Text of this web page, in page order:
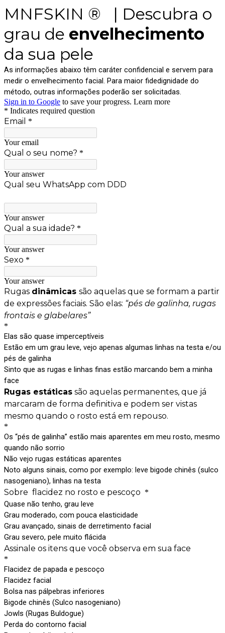
MNFSKIN ® | Descubra o
grau de envelhecimento
da sua pele
As informações abaixo têm caráter confidencial e servem para
medir o envelhecimento facial. Para maior fidedignidade do
método, outras informações poderão ser solicitadas.
Sign in to Google to save your progress. Learn more
* Indicates required question
Email *
Your email
Qual o seu nome? *
Your answer
Qual seu WhatsApp com DDD
Your answer
Qual a sua idade? *
Your answer
Sexo *
Your answer
Rugas dinâmicas são aquelas que se formam a partir
de expressões faciais. São elas: “pés de galinha, rugas
frontais e glabelares”
*
Elas são quase imperceptíveis
Estão em um grau leve, vejo apenas algumas linhas na testa e/ou
pés de galinha
Sinto que as rugas e linhas finas estão marcando bem a minha
face
Rugas estáticas são aquelas permanentes, que já
marcaram de forma definitiva e podem ser vistas
mesmo quando o rosto está em repouso.
*
Os “pés de galinha” estão mais aparentes em meu rosto, mesmo
quando não sorrio
Não vejo rugas estáticas aparentes
Noto alguns sinais, como por exemplo: leve bigode chinês (sulco
nasogeniano), linhas na testa
Sobre flacidez no rosto e pescoço *
Quase não tenho, grau leve
Grau moderado, com pouca elasticidade
Grau avançado, sinais de derretimento facial
Grau severo, pele muito flácida
Assinale os itens que você observa em sua face
*
Flacidez de papada e pescoço
Flacidez facial
Bolsa nas pálpebras inferiores
Bigode chinês (Sulco nasogeniano)
Jowls (Rugas Buldogue)
Perda do contorno facial